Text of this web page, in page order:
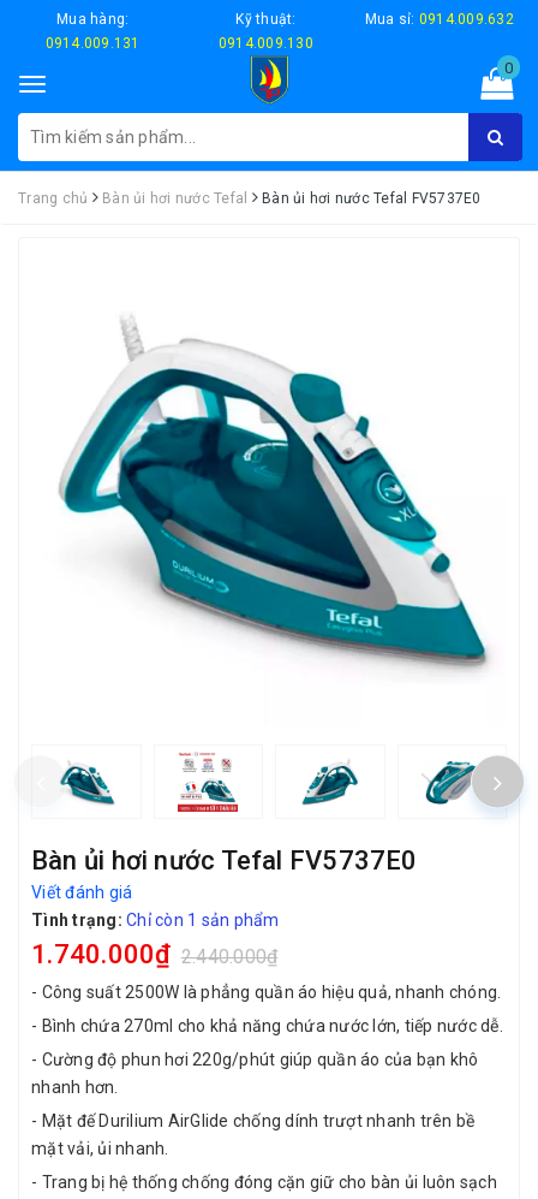
Mua hàng:
0914.009.131
Kỹ thuật:
0914.009.130
Mua sỉ: 0914.009.632
Toggle
navigation
0
Trang chủ Bàn ủi hơi nước Tefal Bàn ủi hơi nước Tefal FV5737E0
Bàn ủi hơi nước Tefal FV5737E0
Viết đánh giá
Tình trạng: Chỉ còn 1 sản phẩm
1.740.000₫ 2.440.000₫
- Công suất 2500W là phẳng quần áo hiệu quả, nhanh chóng.
- Bình chứa 270ml cho khả năng chứa nước lớn, tiếp nước dễ.
- Cường độ phun hơi 220g/phút giúp quần áo của bạn khô
nhanh hơn.
- Mặt đế Durilium AirGlide chống dính trượt nhanh trên bề
mặt vải, ủi nhanh.
- Trang bị hệ thống chống đóng cặn giữ cho bàn ủi luôn sạch